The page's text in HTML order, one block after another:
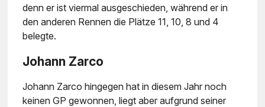
denn er ist viermal ausgeschieden, während er in
den anderen Rennen die Plätze 11, 10, 8 und 4
belegte.
Johann Zarco
Johann Zarco hingegen hat in diesem Jahr noch
keinen GP gewonnen, liegt aber aufgrund seiner